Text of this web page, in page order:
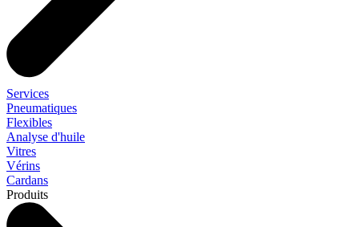
Services
Pneumatiques
Flexibles
Analyse d'huile
Vitres
Vérins
Cardans
Produits